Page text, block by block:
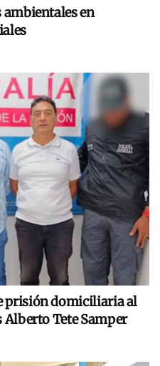
ambientales en
prisión domiciliaria al
Alberto Tete Samper